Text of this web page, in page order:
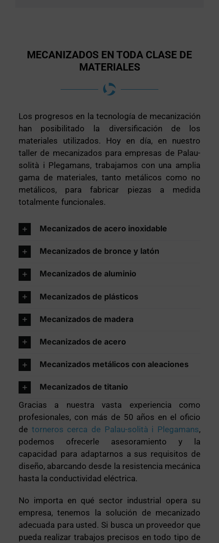
MECANIZADOS EN TODA CLASE DE
MATERIALES
Los progresos en la tecnología de mecanización
han posibilitado la diversificación de los
materiales utilizados. Hoy en día, en nuestro
taller de mecanizados para empresas de Palau-
solità i Plegamans, trabajamos con una amplia
gama de materiales, tanto metálicos como no
metálicos, para fabricar piezas a medida
totalmente funcionales.
Mecanizados de acero inoxidable
Mecanizados de bronce y latón
Mecanizados de aluminio
Mecanizados de plásticos
Mecanizados de madera
Mecanizados de acero
Mecanizados metálicos con aleaciones
Mecanizados de titanio
Gracias a nuestra vasta experiencia como
profesionales, con más de 50 años en el oficio
de torneros cerca de Palau-solità i Plegamans,
podemos ofrecerle asesoramiento y la
capacidad para adaptarnos a sus requisitos de
diseño, abarcando desde la resistencia mecánica
hasta la conductividad eléctrica.
No importa en qué sector industrial opera su
empresa, tenemos la solución de mecanizado
adecuada para usted. Si busca un proveedor que
pueda realizar trabajos precisos en todo tipo de